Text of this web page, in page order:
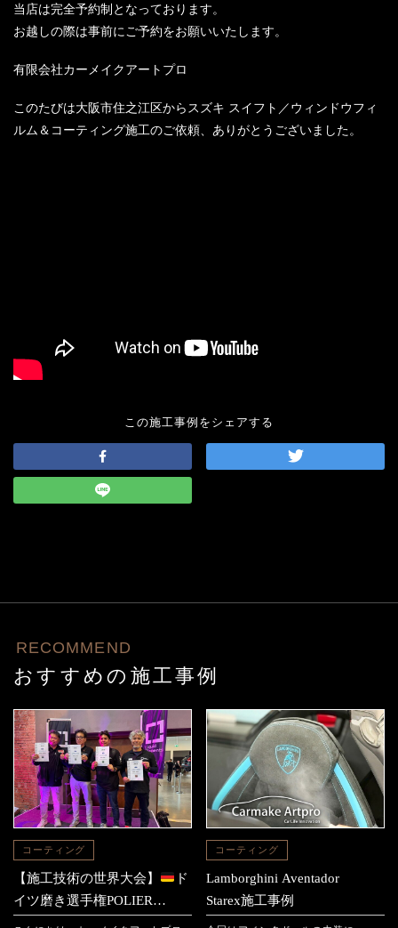
当店は完全予約制となっております。
お越しの際は事前にご予約をお願いいたします。
有限会社カーメイクアートプロ
このたびは大阪市住之江区からスズキ スイフト／ウィンドウフィ
ルム＆コーティング施工のご依頼、ありがとうございました。
この施工事例をシェアする
RECOMMEND
おすすめの施工事例
コーティング
【施工技術の世界大会】
ド
イツ磨き選手権POLIER
MEISTER SCHAFT2025に参
コーティング
Lamborghini Aventador
Starex施工事例